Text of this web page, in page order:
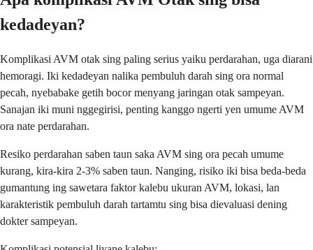
kedadeyan?
Komplikasi AVM otak sing paling serius yaiku perdarahan, uga diarani
hemoragi. Iki kedadeyan nalika pembuluh darah sing ora normal
pecah, nyebabake getih bocor menyang jaringan otak sampeyan.
Sanajan iki muni nggegirisi, penting kanggo ngerti yen umume AVM
ora nate perdarahan.
Resiko perdarahan saben taun saka AVM sing ora pecah umume
kurang, kira-kira 2-3% saben taun. Nanging, risiko iki bisa beda-beda
gumantung ing sawetara faktor kalebu ukuran AVM, lokasi, lan
karakteristik pembuluh darah tartamtu sing bisa dievaluasi dening
dokter sampeyan.